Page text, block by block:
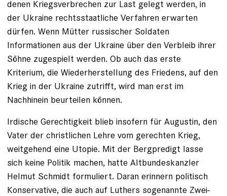
denen Kriegsverbrechen zur Last gelegt werden, in
der Ukraine rechtsstaatliche Verfahren erwarten
dürfen. Wenn Mütter russischer Soldaten
Informationen aus der Ukraine über den Verbleib ihrer
Söhne zugespielt werden. Ob auch das erste
Kriterium, die Wiederherstellung des Friedens, auf den
Krieg in der Ukraine zutrifft, wird man erst im
Nachhinein beurteilen können.
Irdische Gerechtigkeit blieb insofern für Augustin, den
Vater der christlichen Lehre vom gerechten Krieg,
weitgehend eine Utopie. Mit der Bergpredigt lasse
sich keine Politik machen, hatte Altbundeskanzler
Helmut Schmidt formuliert. Daran erinnern politisch
Konservative, die auch auf Luthers sogenannte Zwei-